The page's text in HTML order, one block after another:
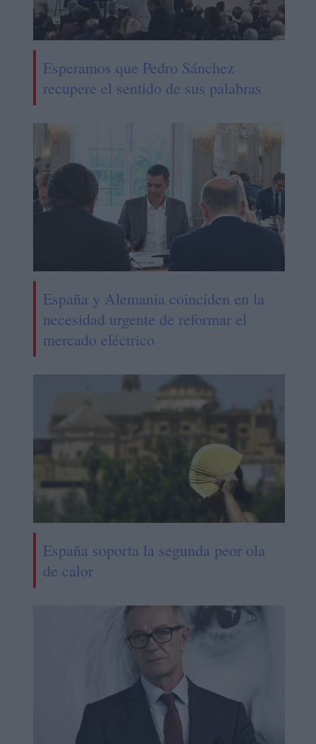
Esperamos que Pedro Sánchez
recupere el sentido de sus palabras
España y Alemania coinciden en la
necesidad urgente de reformar el
mercado eléctrico
España soporta la segunda peor ola
de calor